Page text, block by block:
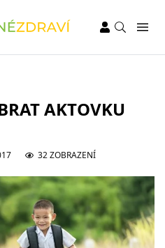
AKTOVKU
32 ZOBRAZENÍ